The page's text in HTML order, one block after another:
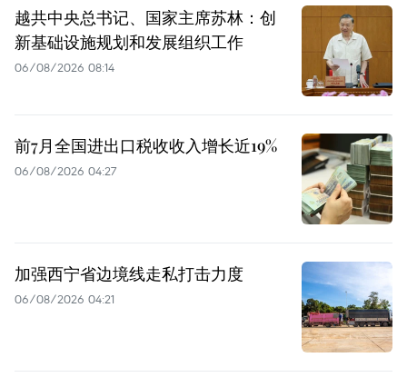
越共中央总书记、国家主席苏林：创
新基础设施规划和发展组织工作
06/08/2026 08:14
前7月全国进出口税收收入增长近19%
06/08/2026 04:27
加强西宁省边境线走私打击力度
06/08/2026 04:21